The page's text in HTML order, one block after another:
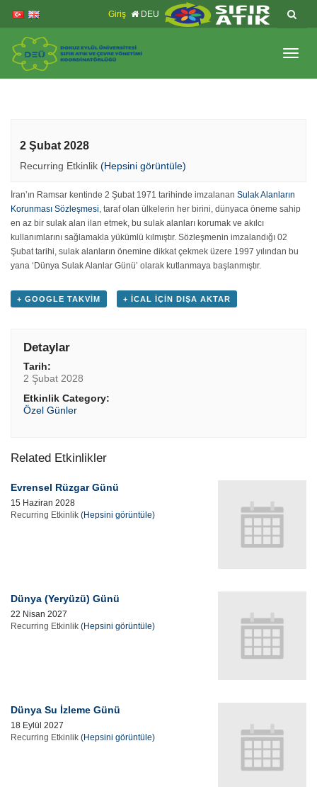
atla
atla
Giriş DEU
2 Şubat 2028
Recurring Etkinlik (Hepsini görüntüle)
İran’ın Ramsar kentinde 2 Şubat 1971 tarihinde imzalanan Sulak Alanların
Korunması Sözleşmesi, taraf olan ülkelerin her birini, dünyaca öneme sahip
en az bir sulak alan ilan etmek, bu sulak alanları korumak ve akılcı
kullanımlarını sağlamakla yükümlü kılmıştır. Sözleşmenin imzalandığı 02
Şubat tarihi, sulak alanların önemine dikkat çekmek üzere 1997 yılından bu
yana ‘Dünya Sulak Alanlar Günü’ olarak kutlanmaya başlanmıştır.
+ GOOGLE TAKVIM + ICAL IÇIN DIŞA AKTAR
Detaylar
Tarih:
2 Şubat 2028
Etkinlik Category:
Özel Günler
Related Etkinlikler
Evrensel Rüzgar Günü
15 Haziran 2028
Recurring Etkinlik (Hepsini görüntüle)
Dünya (Yeryüzü) Günü
22 Nisan 2027
Recurring Etkinlik (Hepsini görüntüle)
Dünya Su İzleme Günü
18 Eylül 2027
Recurring Etkinlik (Hepsini görüntüle)